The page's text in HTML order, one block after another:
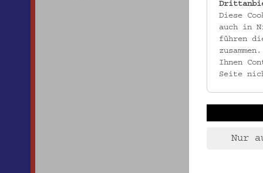
Diese
auch in
führen
Ihnen
Seite
Nur